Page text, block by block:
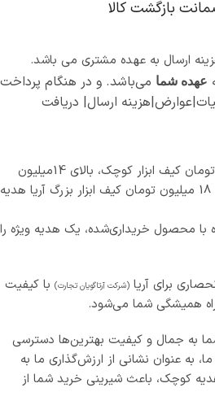
ارسال به عهده مشتری می باشد.
عهده شما می‌باشد. و در هنگام پرداخت
ارسال| دریافت
با خرید نقدی بالای 8 میلیون تومان کیف ابزار کوچک، بالای 14میلیون
تومان کیف ابزار متوسط، بالای 18 میلیون تومان کیف ابزار بزرگ آریا هدیه
با محصول خریداری‌شده، یک هدیه ویژه را
برای آریا (شرکت آرتاگویان تجارت) با کیفیت
همیشگی شما می‌شود.
به جمال و کیفیت بهترین‌ها دسترسی
به عنوان نشانی از ارزش‌گذاری ما به
کوچک، باعث شیرینی خرید شما از